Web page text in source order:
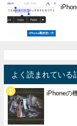
iPhone裏技使い方
よく読まれている
iPhoneの